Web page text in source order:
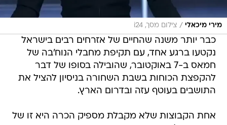
מירי מיכאלי / צילום מסך, i24
כבר יותר משנה שהחיים של אזרחים רבים בישראל
נקטעו ברגע אחד, עם תקיפת מחבלי הנוח'בה של
חמאס ב-7 באוקטובר, שהובילה בסופו של דבר
להקפצת הכוחות בשבת השחורה בניסיון להציל את
התושבים בעוטף עזה ובדרום הארץ.
אחת הקבוצות שלא מקבלת מספיק הכרה היא זו של